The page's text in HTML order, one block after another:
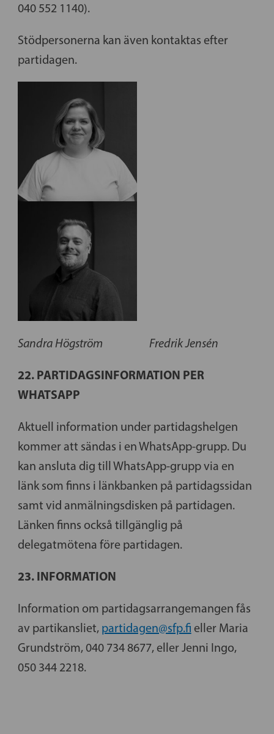
040 552 1140).
Stödpersonerna kan även kontaktas efter
partidagen.
Sandra Högström Fredrik Jensén
22. PARTIDAGSINFORMATION PER
WHATSAPP
Aktuell information under partidagshelgen
kommer att sändas i en WhatsApp-grupp. Du
kan ansluta dig till WhatsApp-grupp via en
länk som finns i länkbanken på partidagssidan
samt vid anmälningsdisken på partidagen.
Länken finns också tillgänglig på
delegatmötena före partidagen.
23. INFORMATION
Information om partidagsarrangemangen fås
av partikansliet, partidagen@sfp.fi eller Maria
Grundström, 040 734 8677, eller Jenni Ingo,
050 344 2218.